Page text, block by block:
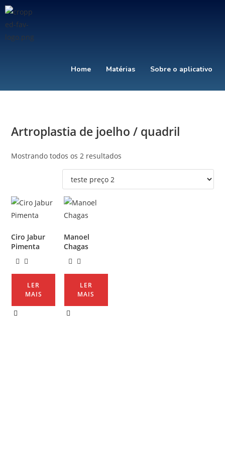
Home Matérias Sobre o aplicativo
Artroplastia de joelho / quadril
Mostrando todos os 2 resultados
Ciro Jabur
Pimenta
LER
MAIS
Manoel
Chagas
LER
MAIS